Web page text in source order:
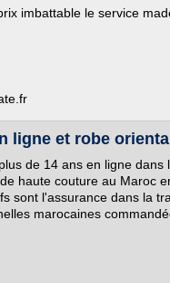
imbattable le service
ligne et robe
de 14 ans en ligne
haute couture au Maroc
sont l'assurance dans la
marocaines